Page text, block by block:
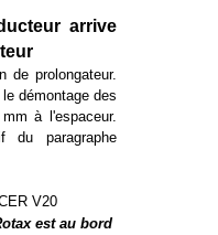
arrive
de prolongateur.
démontage des
à l'espaceur.
du paragraphe
est au bord